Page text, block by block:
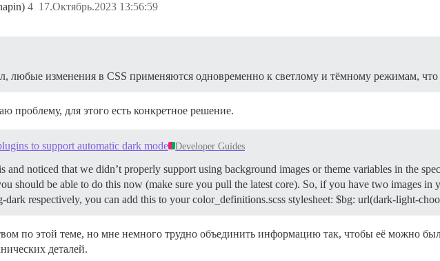
17.Октябрь.2023 13:56:59
4
любые изменения в CSS применяются одновременно к светлому и тёмному режимам, что
проблему, для этого есть конкретное решение.
to support automatic dark mode Developer Guides
and noticed that we didn’t properly support using background images or theme variables in the
should be able to do this now (make sure you pull the latest core). So, if you have two images in
dark respectively, you can add this to your color_definitions.scss stylesheet: $bg: url(dark-light-
по этой теме, но мне немного трудно объединить информацию так, чтобы её можно
деталей.